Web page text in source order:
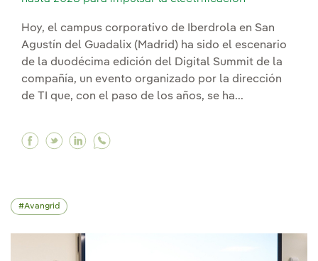
Hoy, el campus corporativo de Iberdrola en San
Agustín del Guadalix (Madrid) ha sido el escenario
de la duodécima edición del Digital Summit de la
compañía, un evento organizado por la dirección
de TI que, con el paso de los años, se ha...
Facebook Iberdrola invertirá 1.600 millones
Twitter Iberdrola invertirá 1.600 millones
Linkedin Iberdrola invertirá 1.600
Avangrid